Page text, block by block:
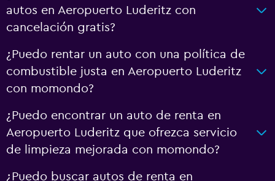
autos en Aeropuerto Luderitz con
cancelación gratis?
¿Puedo rentar un auto con una política de
combustible justa en Aeropuerto Luderitz
con momondo?
¿Puedo encontrar un auto de renta en
Aeropuerto Luderitz que ofrezca servicio
de limpieza mejorada con momondo?
¿Puedo buscar autos de renta en